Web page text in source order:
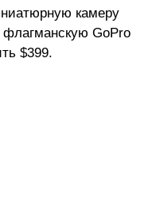
камеру
GoPro
$399.